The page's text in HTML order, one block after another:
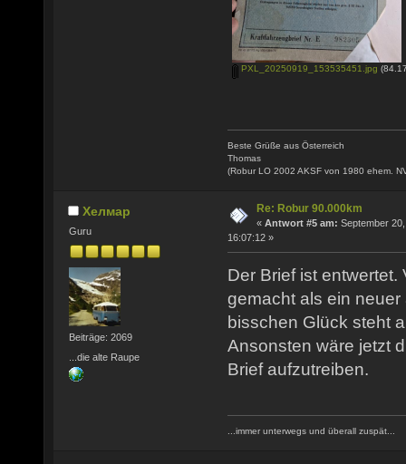
PXL_20250919_153535451.jpg
Beste Grüße aus Österreich
Thomas
(Robur LO 2002 AKSF von 1980 ehem.
Хелмар
Guru
Beiträge: 2069
...die alte Raupe
Re: Robur 90.000km
« Antwort #5 am: September
16:07:12 »
Der Brief ist
gemacht als ein
bisschen Glück steht
Ansonsten wäre jetzt
Brief aufzutreiben.
...immer unterwegs und überall zuspät...